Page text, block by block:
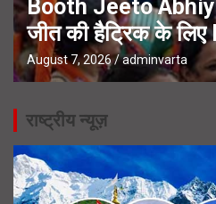
उपनल कर्मचारियों के
सुनवाई
August 6, 2026 adminvarta
राष्ट्रीय न्यूज़